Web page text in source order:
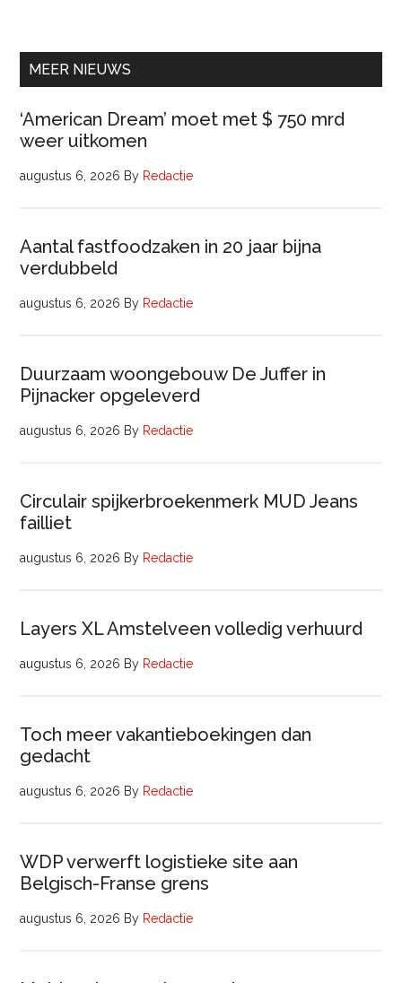
uur)
MEER NIEUWS
‘American Dream’ moet met $ 750 mrd
weer uitkomen
augustus 6, 2026 By Redactie
Aantal fastfoodzaken in 20 jaar bijna
verdubbeld
augustus 6, 2026 By Redactie
Duurzaam woongebouw De Juffer in
Pijnacker opgeleverd
augustus 6, 2026 By Redactie
Circulair spijkerbroekenmerk MUD Jeans
failliet
augustus 6, 2026 By Redactie
Layers XL Amstelveen volledig verhuurd
augustus 6, 2026 By Redactie
Toch meer vakantieboekingen dan
gedacht
augustus 6, 2026 By Redactie
WDP verwerft logistieke site aan
Belgisch-Franse grens
augustus 6, 2026 By Redactie